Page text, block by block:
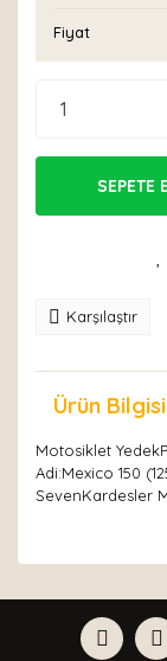
Fiyat
SEPETE
Karşılaştır
Ürün Bilgisi
Motosiklet
Adi:Mexico 150
SevenKardesler
formunu
Görüş ve